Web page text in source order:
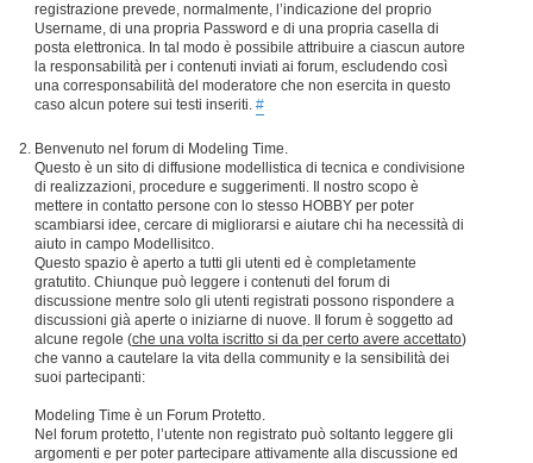
registrazione prevede, normalmente, l’indicazione del proprio
Username, di una propria Password e di una propria casella di
posta elettronica. In tal modo è possibile attribuire a ciascun autore
la responsabilità per i contenuti inviati ai forum, escludendo così
una corresponsabilità del moderatore che non esercita in questo
caso alcun potere sui testi inseriti. #
Benvenuto nel forum di Modeling Time.
Questo è un sito di diffusione modellistica di tecnica e condivisione
di realizzazioni, procedure e suggerimenti. Il nostro scopo è
mettere in contatto persone con lo stesso HOBBY per poter
scambiarsi idee, cercare di migliorarsi e aiutare chi ha necessità di
aiuto in campo Modellisitco.
Questo spazio è aperto a tutti gli utenti ed è completamente
gratutito. Chiunque può leggere i contenuti del forum di
discussione mentre solo gli utenti registrati possono rispondere a
discussioni già aperte o iniziarne di nuove. Il forum è soggetto ad
alcune regole (che una volta iscritto si da per certo avere accettato)
che vanno a cautelare la vita della community e la sensibilità dei
suoi partecipanti:
Modeling Time è un Forum Protetto.
Nel forum protetto, l’utente non registrato può soltanto leggere gli
argomenti e per poter partecipare attivamente alla discussione ed